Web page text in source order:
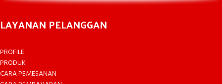
LAYANAN PELANGGAN
PROFILE
PRODUK
CARA PEMESANAN